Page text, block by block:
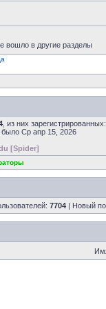
вошло в другие разделы
, из них
было Ср апр 15, 2026
[Spider]
7704 | Новый